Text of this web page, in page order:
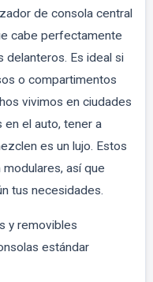
de consola central
cabe perfectamente
Es ideal si
o compartimentos
vivimos en ciudades
el auto, tener a
es un lujo. Estos
así que
tus necesidades.
y removibles
estándar